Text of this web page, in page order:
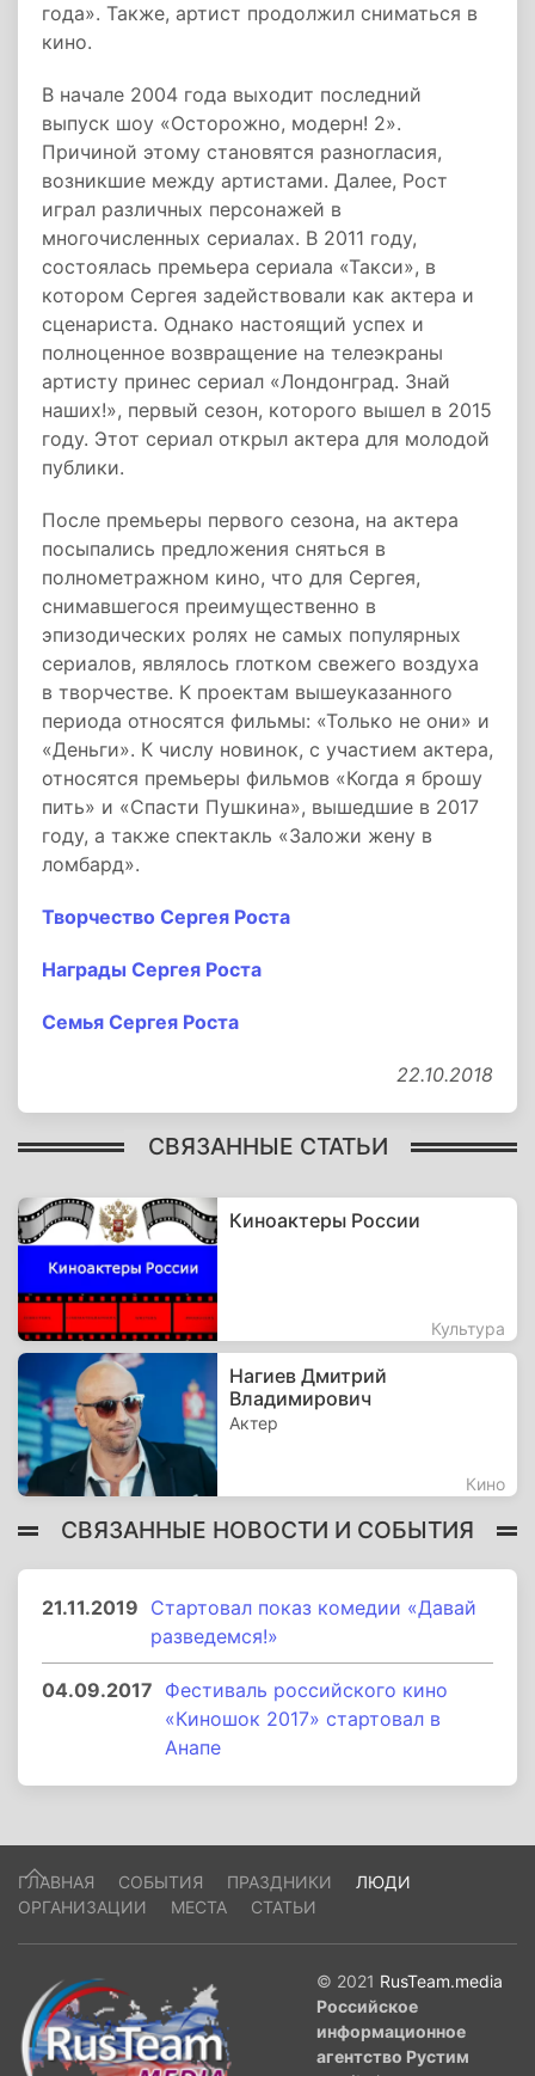
года». Также, артист продолжил сниматься в
кино.
В начале 2004 года выходит последний
выпуск шоу «Осторожно, модерн! 2».
Причиной этому становятся разногласия,
возникшие между артистами. Далее, Рост
играл различных персонажей в
многочисленных сериалах. В 2011 году,
состоялась премьера сериала «Такси», в
котором Сергея задействовали как актера и
сценариста. Однако настоящий успех и
полноценное возвращение на телеэкраны
артисту принес сериал «Лондонград. Знай
наших!», первый сезон, которого вышел в 2015
году. Этот сериал открыл актера для молодой
публики.
После премьеры первого сезона, на актера
посыпались предложения сняться в
полнометражном кино, что для Сергея,
снимавшегося преимущественно в
эпизодических ролях не самых популярных
сериалов, являлось глотком свежего воздуха
в творчестве. К проектам вышеуказанного
периода относятся фильмы: «Только не они» и
«Деньги». К числу новинок, с участием актера,
относятся премьеры фильмов «Когда я брошу
пить» и «Спасти Пушкина», вышедшие в 2017
году, а также спектакль «Заложи жену в
ломбард».
Творчество Сергея Роста
Награды Сергея Роста
Семья Сергея Роста
22.10.2018
СВЯЗАННЫЕ СТАТЬИ
Киноактеры России
Культура
Нагиев Дмитрий
Владимирович
Актер
Кино
СВЯЗАННЫЕ НОВОСТИ И СОБЫТИЯ
21.11.2019 Стартовал показ комедии «Давай
разведемся!»
04.09.2017 Фестиваль российского кино
«Киношок 2017» стартовал в
Анапе
ГЛАВНАЯ СОБЫТИЯ ПРАЗДНИКИ
ЛЮДИ
ОРГАНИЗАЦИИ
МЕСТА СТАТЬИ
© 2021 RusTeam.media
Российское
информационное
агентство Рустим